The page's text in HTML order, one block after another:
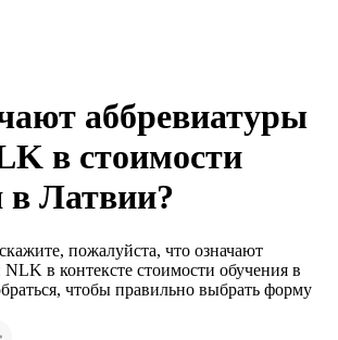
аббревиатуры
в стоимости
в Латвии?
пожалуйста, что означают
в контексте стоимости обучения в
чтобы правильно выбрать форму